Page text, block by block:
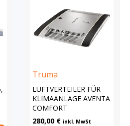
Truma
LUFTVERTEILER FÜR
KLIMAANLAGE AVENTA
COMFORT
280,00 € inkl. MwSt